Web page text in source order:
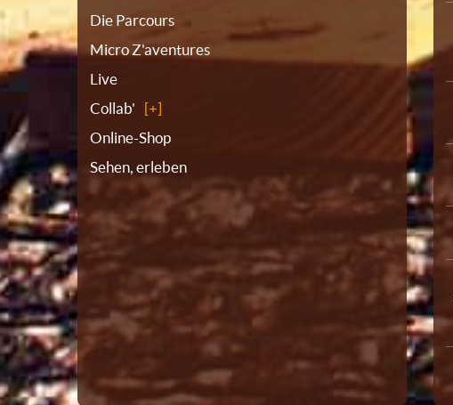
Die Parcours
Micro Z'aventures
Live
Collab'
Online-Shop
Sehen, erleben